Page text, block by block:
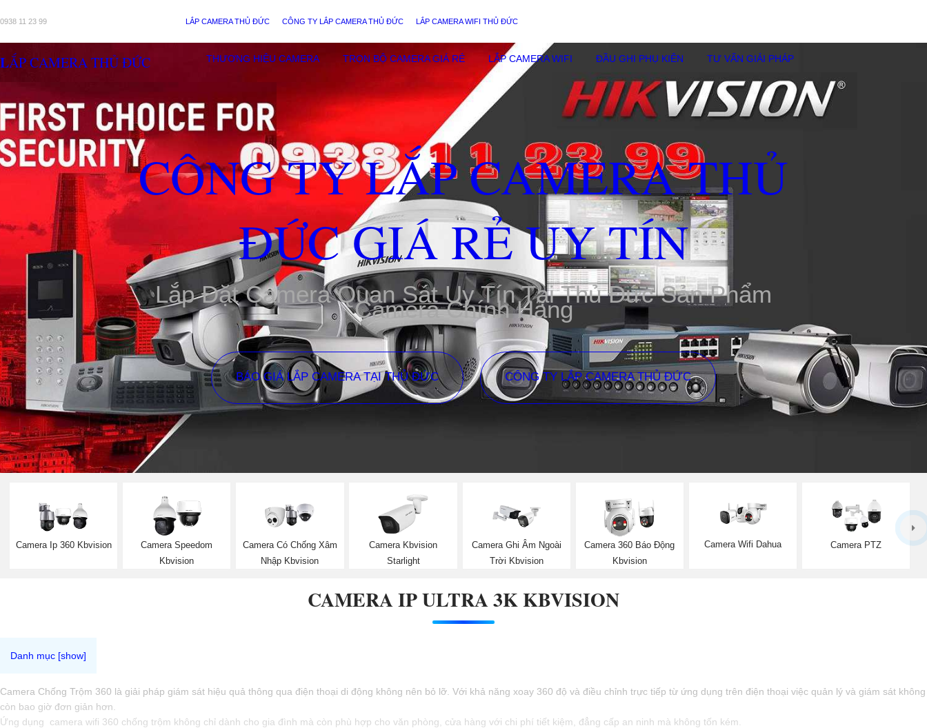
0938 11 23 99 LẮP CAMERA THỦ ĐỨC CÔNG TY LẮP CAMERA THỦ ĐỨC LẮP CAMERA WIFI THỦ ĐỨC
LẮP CAMERA THỦ ĐỨC THƯƠNG HIỆU CAMERA TRỌN BỘ CAMERA GIÁ RẺ LẮP CAMERA WIFI ĐẦU GHI PHỤ KIÊN TƯ VẤN GIẢI PHÁP
CÔNG TY LẮP CAMERA THỦ
ĐỨC GIÁ RẺ UY TÍN
Lắp Đặt Camera Quan Sát Uy Tín Tại Thủ Đức Sản Phẩm
Camera Chính Hãng
BÁO GIÁ LẮP CAMERA TẠI THỦ ĐỨC CÔNG TY LẮP CAMERA THỦ ĐỨC
Camera Ip 360 Kbvision
Camera Speedom
Kbvision
Camera Có Chống Xâm
Nhập Kbvision
Camera Kbvision
Starlight
Camera Ghi Âm Ngoài
Trời Kbvision
Camera 360 Báo Động
Kbvision
Camera Wifi Dahua Camera PTZ
CAMERA IP ULTRA 3K KBVISION
Camera Chống Trộm 360 là giải pháp giám sát hiệu quả thông qua điện thoại di động không nên bỏ lỡ. Với khả năng xoay 360 độ và điều chỉnh trực tiếp từ ứng dụng trên điện thoại việc quản lý và giám sát không
còn bao giờ đơn giản hơn.
Ứng dụng camera wifi 360 chống trộm không chỉ dành cho gia đình mà còn phù hợp cho văn phòng, cửa hàng với chi phí tiết kiệm, đẳng cấp an ninh mà không tốn kém.